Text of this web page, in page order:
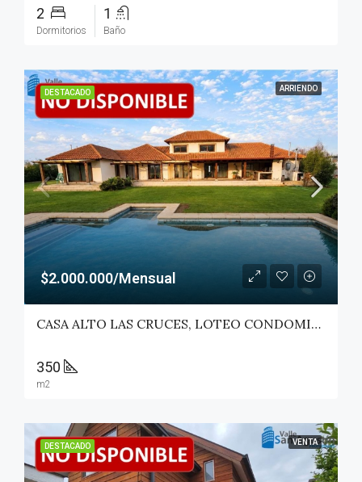
2
Dormitorios
1
Baño
DESTACADO ARRIENDO
$2.000.000/Mensual
CASA ALTO LAS CRUCES, LOTEO CONDOMINIO LAS ROSAS – TALCA
350
m2
DESTACADO VENTA